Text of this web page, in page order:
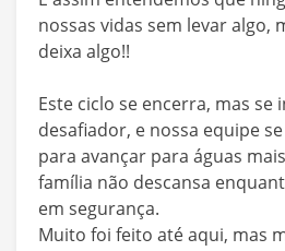
nossas vidas sem levar algo,
deixa algo!!
Este ciclo se encerra, mas
desafiador, e nossa equipe
para avançar para águas
família não descansa
em segurança.
Muito foi feito até aqui, mas